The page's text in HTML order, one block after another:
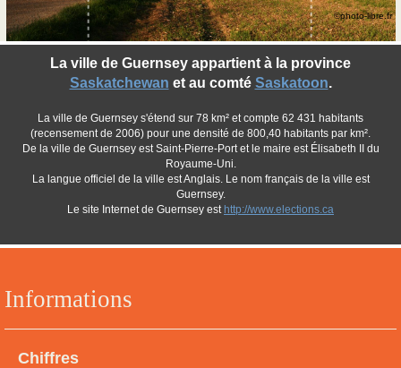
Informations
Chiffres
La ville de Guernsey appartient à la province
Saskatchewan et au comté Saskatoon.
La ville de Guernsey s'étend sur 78 km² et compte 62 431 habitants
(recensement de 2006) pour une densité de 800,40 habitants par km².
De la ville de Guernsey est Saint-Pierre-Port et le maire est Élisabeth II du
Royaume-Uni.
La langue officiel de la ville est Anglais. Le nom français de la ville est
Guernsey.
Le site Internet de Guernsey est http://www.elections.ca
©photo-libre.fr